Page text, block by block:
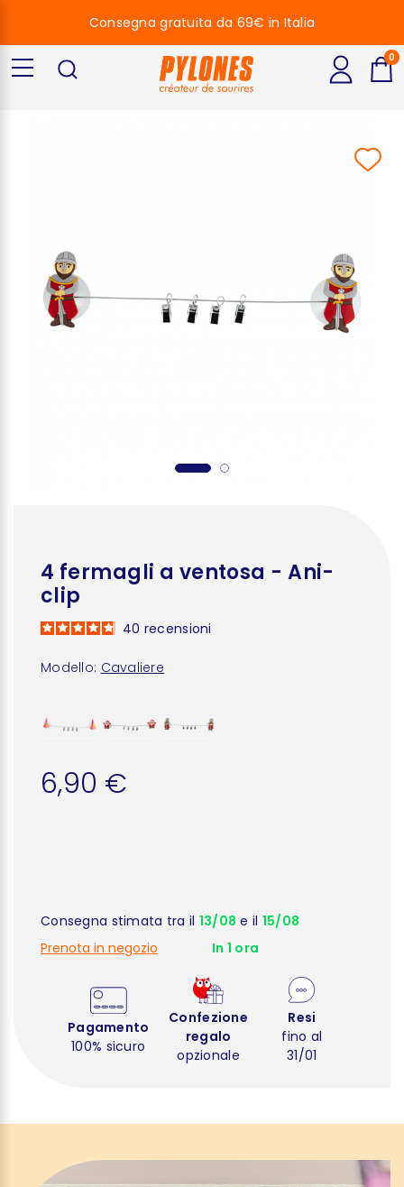
4 fermagli a ventosa - Ani-
clip
Modello: Cavaliere
40 recensioni
6,90 €
Consegna stimata tra il 13/08 e il 15/08
Prenota in negozio
In 1 ora
Pagamento
100% sicuro
Confezione
regalo
opzionale
Resi
fino al
31/01
Consegna gratuita da 69€ in Italia
0